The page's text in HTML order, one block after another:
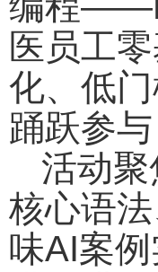
医员工
化、低
踊跃参
活动
核心语
味AI案